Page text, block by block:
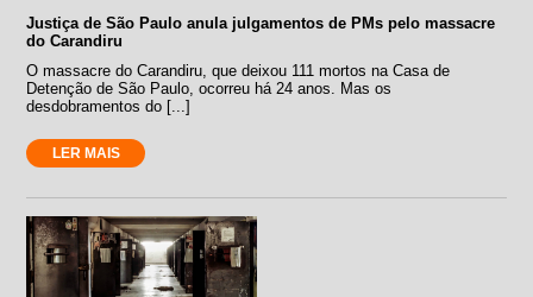
Justiça de São Paulo anula julgamentos de PMs pelo massacre
do Carandiru
O massacre do Carandiru, que deixou 111 mortos na Casa de
Detenção de São Paulo, ocorreu há 24 anos. Mas os
desdobramentos do [...]
LER MAIS